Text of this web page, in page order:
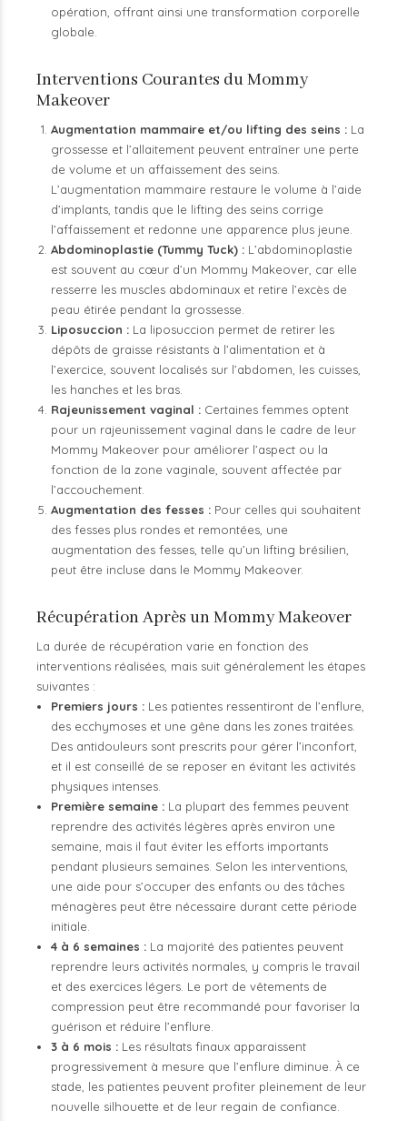
opération, offrant ainsi une transformation corporelle
globale.
Interventions Courantes du Mommy
Makeover
Augmentation mammaire et/ou lifting des seins :La
grossesse et l’allaitement peuvent entraîner une perte
de volume et un affaissement des seins.
L’augmentation mammaire restaure le volume à l’aide
d’implants, tandis que le lifting des seins corrige
l’affaissement et redonne une apparence plus jeune.
Abdominoplastie (Tummy Tuck) :L’abdominoplastie
est souvent au cœur d’un Mommy Makeover, car elle
resserre les muscles abdominaux et retire l’excès de
peau étirée pendant la grossesse.
Liposuccion :La liposuccion permet de retirer les
dépôts de graisse résistants à l’alimentation et à
l’exercice, souvent localisés sur l’abdomen, les cuisses,
les hanches et les bras.
Rajeunissement vaginal :Certaines femmes optent
pour un rajeunissement vaginal dans le cadre de leur
Mommy Makeover pour améliorer l’aspect ou la
fonction de la zone vaginale, souvent affectée par
l’accouchement.
Augmentation des fesses :Pour celles qui souhaitent
des fesses plus rondes et remontées, une
augmentation des fesses, telle qu’un lifting brésilien,
peut être incluse dans le Mommy Makeover.
Récupération Après un Mommy Makeover
La durée de récupération varie en fonction des
interventions réalisées, mais suit généralement les étapes
suivantes :
Premiers jours :Les patientes ressentiront de l’enflure,
des ecchymoses et une gêne dans les zones traitées.
Des antidouleurs sont prescrits pour gérer l’inconfort,
et il est conseillé de se reposer en évitant les activités
physiques intenses.
Première semaine :La plupart des femmes peuvent
reprendre des activités légères après environ une
semaine, mais il faut éviter les efforts importants
pendant plusieurs semaines. Selon les interventions,
une aide pour s’occuper des enfants ou des tâches
ménagères peut être nécessaire durant cette période
initiale.
4 à 6 semaines :La majorité des patientes peuvent
reprendre leurs activités normales, y compris le travail
et des exercices légers. Le port de vêtements de
compression peut être recommandé pour favoriser la
guérison et réduire l’enflure.
3 à 6 mois :Les résultats finaux apparaissent
progressivement à mesure que l’enflure diminue. À ce
stade, les patientes peuvent profiter pleinement de leur
nouvelle silhouette et de leur regain de confiance.